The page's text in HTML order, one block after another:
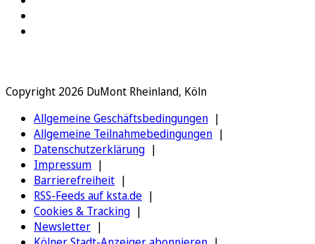
Copyright 2026 DuMont Rheinland, Köln
Allgemeine Geschäftsbedingungen
Allgemeine Teilnahmebedingungen
Datenschutzerklärung
Impressum
Barrierefreiheit
RSS-Feeds auf ksta.de
Cookies & Tracking
Newsletter